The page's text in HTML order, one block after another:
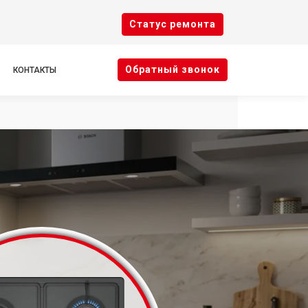
Cтатус ремонта
КОНТАКТЫ Oбратный звонок